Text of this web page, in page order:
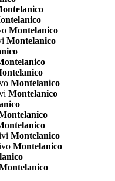
Montelanico
Montelanico
Montelanico
Montelanico
Montelanico
Montelanico